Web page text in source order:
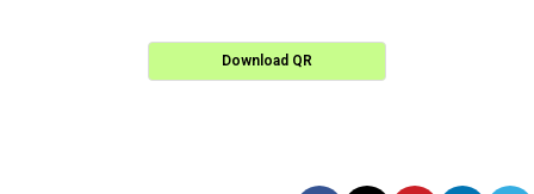
Download QR